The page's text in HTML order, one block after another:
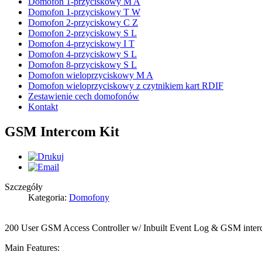
Domofon 1-przyciskowy T W
Domofon 2-przyciskowy C Z
Domofon 2-przyciskowy S L
Domofon 4-przyciskowy I T
Domofon 4-przyciskowy S L
Domofon 8-przyciskowy S L
Domofon wieloprzyciskowy M A
Domofon wieloprzyciskowy z czytnikiem kart RDIF
Zestawienie cech domofonów
Kontakt
GSM Intercom Kit
Szczegóły
Kategoria: Domofony
200 User GSM Access Controller w/ Inbuilt Event Log & GSM
Main Features: